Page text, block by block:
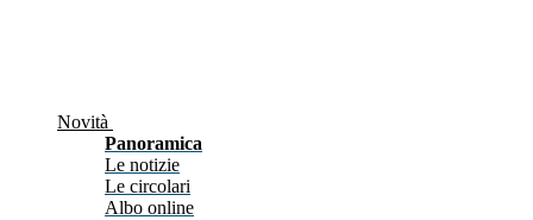
Novità
Panoramica
Le notizie
Le circolari
Albo online